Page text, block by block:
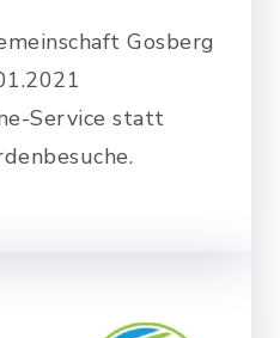
Gosberg
Service statt